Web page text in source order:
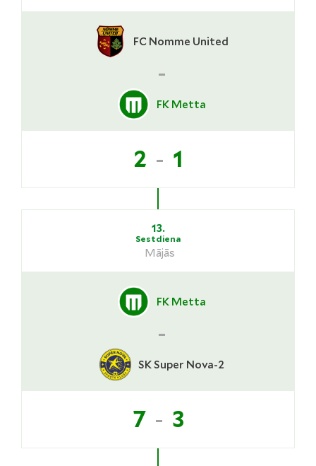
FC Nomme United
-
FK Metta
2 - 1
13.
Sestdiena
Mājās
FK Metta
-
SK Super Nova-2
7 - 3